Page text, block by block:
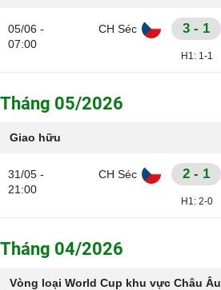
05/06 -
07:00
CH Séc 3 - 1
H1:1-1
Tháng 05/2026
Giao hữu
31/05 -
21:00
CH Séc 2 - 1
H1:2-0
Tháng 04/2026
Vòng loại World Cup khu vực Châu Âu